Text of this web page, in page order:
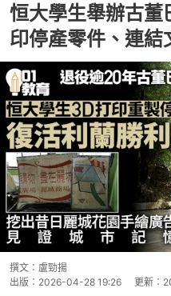
恒大學生舉辦古
印停產零件、連結
撰文： 盧勁揚
出版： 2026-04-28 19:26 更新：